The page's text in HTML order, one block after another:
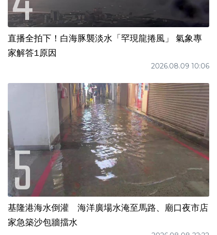
直播全拍下！白海豚襲淡水「罕現龍捲風」 氣象專
家解答1原因
2026.08.09 10:06
基隆港海水倒灌 海洋廣場水淹至馬路、廟口夜市店
家急築沙包牆擋水